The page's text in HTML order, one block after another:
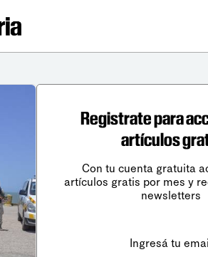
Registrate para
artículos
Con tu cuenta gratuita
artículos gratis por mes y
newsletters
Ingresá tu